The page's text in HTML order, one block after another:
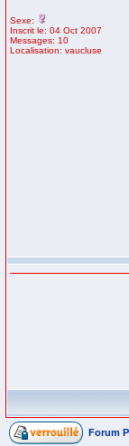
Sexe:
Inscrit le: 04 Oct 2007
Messages: 10
Localisation: vaucluse
Forum